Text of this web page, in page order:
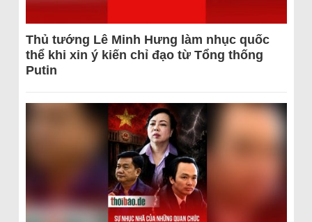
Thủ tướng Lê Minh Hưng làm nhục quốc
thể khi xin ý kiến chỉ đạo từ Tổng thống
Putin